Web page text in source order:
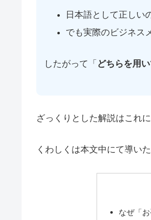
日本語として正しい
でも実際のビジネス
したがって「 どちらを用
ざっくりとした解説はこれに
くわしくは本文中にて導い
なぜ「